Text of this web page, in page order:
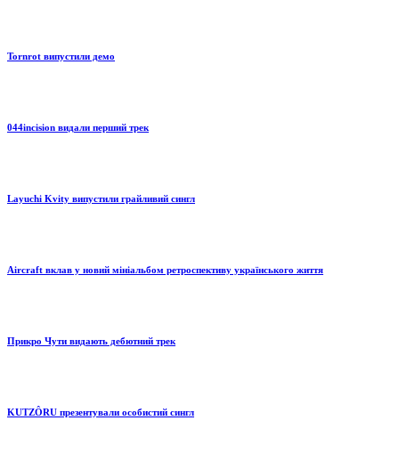
Tornrot випустили демо
044incision видали перший трек
Layuchi Kvity випустили грайливий сингл
Aircraft вклав у новий мініальбом ретроспективу українського життя
Прикро Чути видають дебютний трек
KUTZÔRU презентували особистий сингл